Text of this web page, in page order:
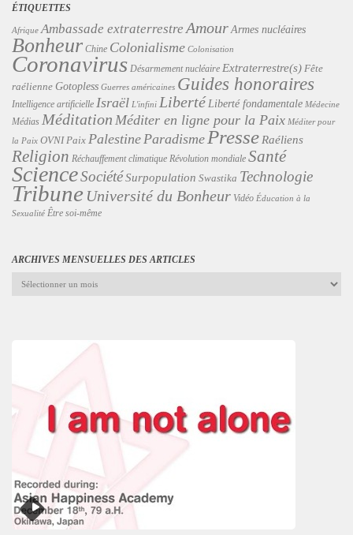
ÉTIQUETTES
Afrique Ambassade extraterrestre Amour Armes nucléaires
Bonheur Chine Colonialisme Colonisation
Coronavirus Désarmement nucléaire Extraterrestre(s) Fête
raélienne Gotopless Guerres américaines Guides honoraires
Intelligence artificielle Israël L'infini Liberté Liberté fondamentale Médecine
Médias Méditation Méditer en ligne pour la Paix Méditer pour
la Paix OVNI Paix PalestineParadisme Presse Raéliens
Religion Réchauffement climatique Révolution mondiale Santé
ScienceSociétéSurpopulation Swastika Technologie
Tribune Université du Bonheur Vidéo Éducation à la
Sexualité Être soi-même
ARCHIVES MENSUELLES DES ARTICLES
Archives